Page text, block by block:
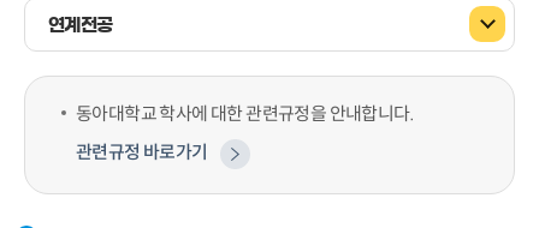
연계전공
동아대학교 학사에 대한 관련규정을 안내합니다.
관련규정 바로가기